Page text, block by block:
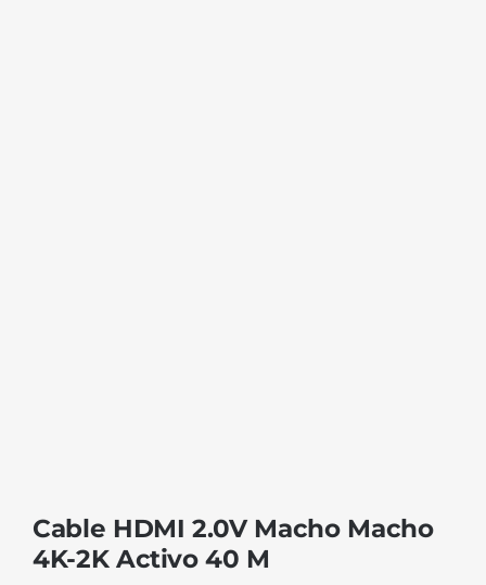
Cable HDMI 2.0V Macho Macho
4K-2K Activo 40 M